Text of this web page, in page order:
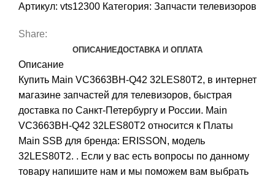
Артикул: vts12300 Категория: Запчасти телевизоров
Share:
ОПИСАНИЕДОСТАВКА И ОПЛАТА
Описание
Купить Main VC3663BH-Q42 32LES80T2, в интернет
магазине запчастей для телевизоров, быстрая
доставка по Санкт-Петербургу и России. Main
VC3663BH-Q42 32LES80T2 относится к Платы
Main SSB для бренда: ERISSON, модель
32LES80T2. . Если у вас есть вопросы по данному
товару напишите нам и мы поможем вам выбрать